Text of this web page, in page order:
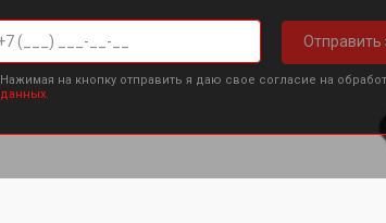
Отправить
Нажимая на кнопку отправить я даю свое согласие на
данных.